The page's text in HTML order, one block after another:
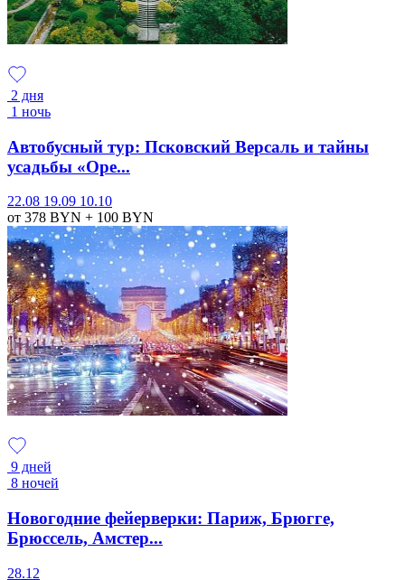
2 дня
1 ночь
Автобусный тур: Псковский Версаль и тайны
усадьбы «Оре...
22.08 19.09 10.10
от 378 BYN + 100 BYN
9 дней
8 ночей
Новогодние фейерверки: Париж, Брюгге,
Брюссель, Амстер...
28.12